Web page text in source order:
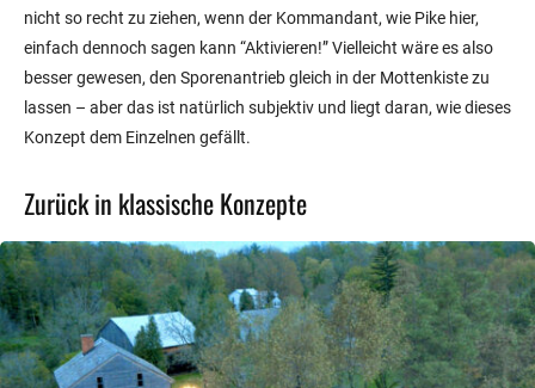
nicht so recht zu ziehen, wenn der Kommandant, wie Pike hier,
einfach dennoch sagen kann “Aktivieren!” Vielleicht wäre es also
besser gewesen, den Sporenantrieb gleich in der Mottenkiste zu
lassen – aber das ist natürlich subjektiv und liegt daran, wie dieses
Konzept dem Einzelnen gefällt.
Zurück in klassische Konzepte